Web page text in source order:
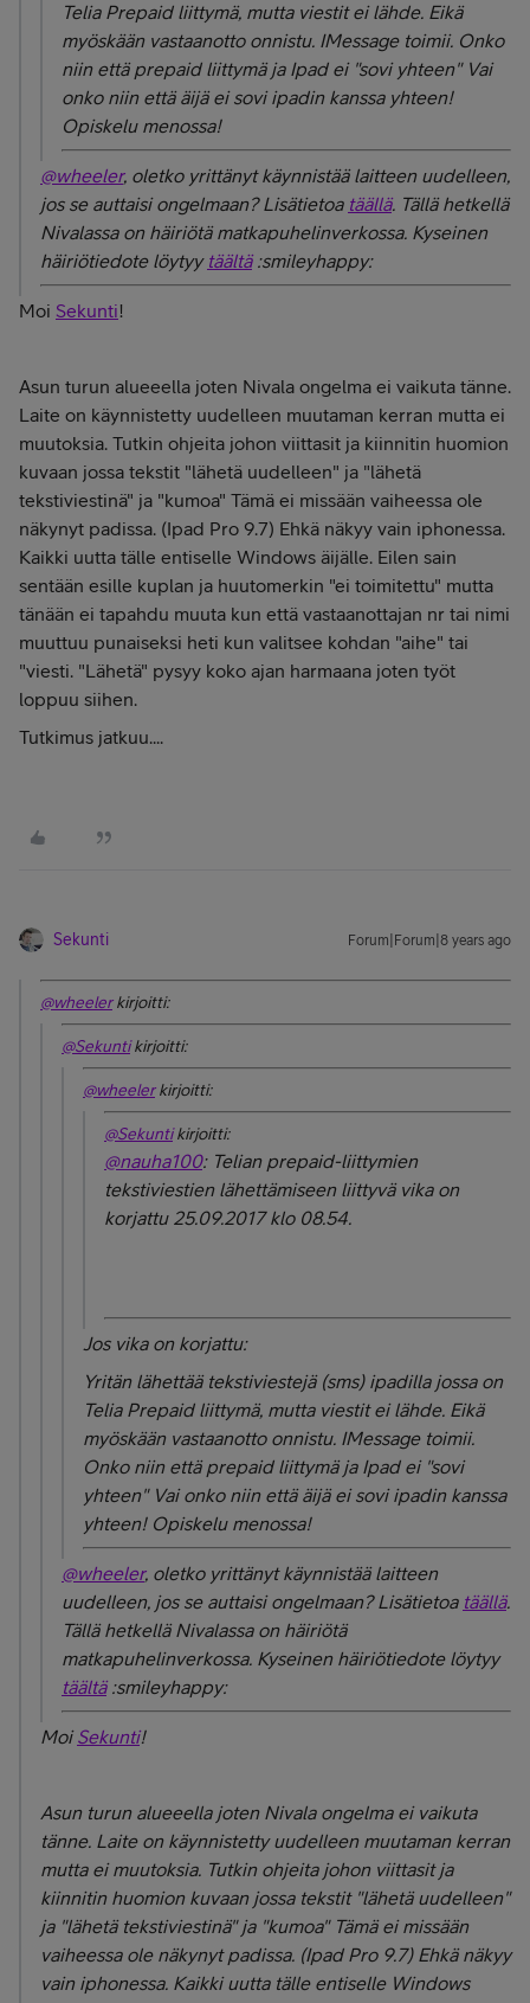
Telia Prepaid liittymä, mutta viestit ei lähde. Eikä
myöskään vastaanotto onnistu. IMessage toimii. Onko
niin että prepaid liittymä ja Ipad ei "sovi yhteen" Vai
onko niin että äijä ei sovi ipadin kanssa yhteen!
Opiskelu menossa!
@wheeler, oletko yrittänyt käynnistää laitteen uudelleen,
jos se auttaisi ongelmaan? Lisätietoa täällä. Tällä hetkellä
Nivalassa on häiriötä matkapuhelinverkossa. Kyseinen
häiriötiedote löytyy täältä:smileyhappy:
Moi Sekunti!
Asun turun alueeella joten Nivala ongelma ei vaikuta tänne.
Laite on käynnistetty uudelleen muutaman kerran mutta ei
muutoksia. Tutkin ohjeita johon viittasit ja kiinnitin huomion
kuvaan jossa tekstit "lähetä uudelleen" ja "lähetä
tekstiviestinä" ja "kumoa" Tämä ei missään vaiheessa ole
näkynyt padissa. (Ipad Pro 9.7) Ehkä näkyy vain iphonessa.
Kaikki uutta tälle entiselle Windows äijälle. Eilen sain
sentään esille kuplan ja huutomerkin "ei toimitettu" mutta
tänään ei tapahdu muuta kun että vastaanottajan nr tai nimi
muuttuu punaiseksi heti kun valitsee kohdan "aihe" tai
"viesti. "Lähetä" pysyy koko ajan harmaana joten työt
loppuu siihen.
Tutkimus jatkuu....
Sekunti Forum|Forum|8 years ago
@wheelerkirjoitti:
@Sekuntikirjoitti:
@wheelerkirjoitti:
@Sekuntikirjoitti:
@nauha100: Telian prepaid-liittymien
tekstiviestien lähettämiseen liittyvä vika on
korjattu 25.09.2017 klo 08.54.
Jos vika on korjattu:
Yritän lähettää tekstiviestejä (sms) ipadilla jossa on
Telia Prepaid liittymä, mutta viestit ei lähde. Eikä
myöskään vastaanotto onnistu. IMessage toimii.
Onko niin että prepaid liittymä ja Ipad ei "sovi
yhteen" Vai onko niin että äijä ei sovi ipadin kanssa
yhteen! Opiskelu menossa!
@wheeler, oletko yrittänyt käynnistää laitteen
uudelleen, jos se auttaisi ongelmaan? Lisätietoa täällä.
Tällä hetkellä Nivalassa on häiriötä
matkapuhelinverkossa. Kyseinen häiriötiedote löytyy
täältä:smileyhappy:
MoiSekunti!
Asun turun alueeella joten Nivala ongelma ei vaikuta
tänne. Laite on käynnistetty uudelleen muutaman kerran
mutta ei muutoksia. Tutkin ohjeita johon viittasit ja
kiinnitin huomion kuvaan jossa tekstit "lähetä uudelleen"
ja "lähetä tekstiviestinä" ja "kumoa" Tämä ei missään
vaiheessa ole näkynyt padissa. (Ipad Pro 9.7) Ehkä näkyy
vain iphonessa. Kaikki uutta tälle entiselle Windows